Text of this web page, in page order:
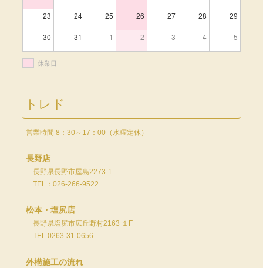
23 24 25 26 27 28 29
30 31 1 2 3 4 5
休業日
トレド
営業時間 8：30～17：00（水曜定休）
長野店
長野県長野市屋島2273-1
TEL：026-266-9522
松本・塩尻店
長野県塩尻市広丘野村2163 １F
TEL 0263-31-0656
外構施工の流れ